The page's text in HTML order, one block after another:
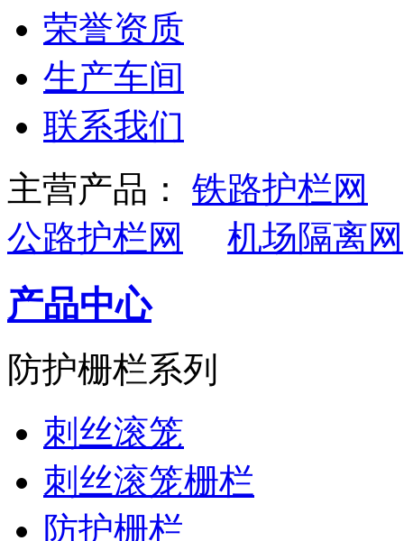
荣誉资质
生产车间
联系我们
主营产品： 铁路护栏网
公路护栏网
机场隔离网
产品中心
防护栅栏系列
刺丝滚笼
刺丝滚笼栅栏
防护栅栏